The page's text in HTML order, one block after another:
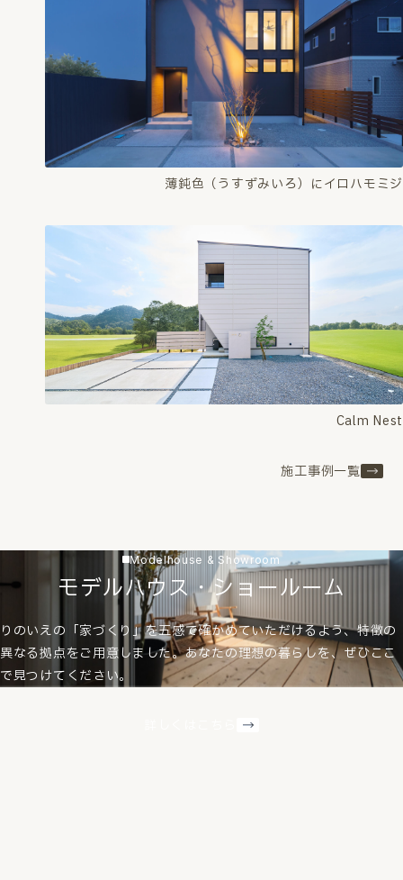
薄鈍色（うすずみいろ）にイロハモミジ
Calm Nest
施工事例一覧
Modelhouse & Showroom
モデルハウス・ショールーム
りのいえの「家づくり」を五感で確かめていただけるよう、特徴の
異なる拠点をご用意しました。あなたの理想の暮らしを、ぜひここ
で見つけてください。